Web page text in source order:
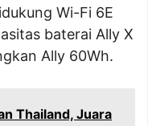
Wi-Fi 6E
baterai Ally X
Ally 60Wh.
Thailand, Juara